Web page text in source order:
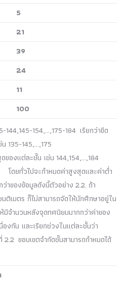
5
21
39
24
11
100
154,…,175-184 เรียกว่าขีด
ชั้น เช่น 135-145,…,175
ดของแต่ละชั้น เช่น 144,154,…,184
ไปจะกำหมดค่าสูงสุดและค่าต่ำ
าของข้อมูลดังนี้ตัวอย่าง 2.2. ถ้า
ติเมตร ก็ไม่สามารถจัดให้นักศึกษาอยู่ใน
มีจำนวนหลังจุดทศนิยมมากกว่าค่าของ
งกัน และเรียกช่วงในแต่ละชั้นว่า
ขอบเขตจำกัดชั้นสามารถกำหมดได้